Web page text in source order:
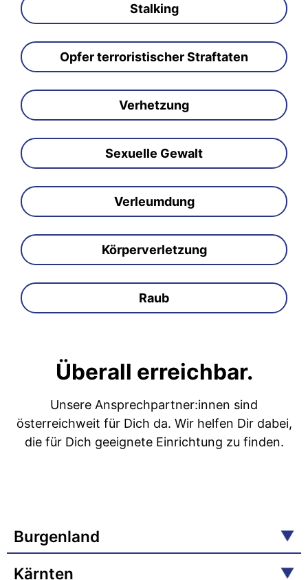
Stalking
Opfer terroristischer Straftaten
Verhetzung
Sexuelle Gewalt
Verleumdung
Körperverletzung
Raub
Überall erreichbar.
Unsere Ansprechpartner:innen sind
österreichweit für Dich da. Wir helfen Dir dabei,
die für Dich geeignete Einrichtung zu finden.
Burgenland
Kärnten